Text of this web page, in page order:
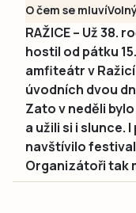
O čem se mluví
RAŽICE – Už 38.
hostil od pátku
amfiteátr v
úvodních dvou
Zato v neděli
a užili si i slunce.
navštívilo
Organizátoři tak